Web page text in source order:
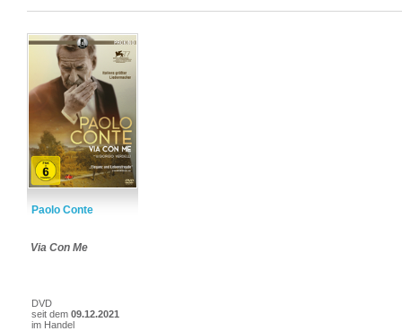
Paolo Conte
Via Con Me
DVD
seit dem 09.12.2021
im Handel